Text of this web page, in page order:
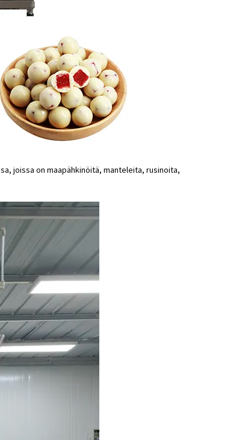
joissa on maapähkinöitä, manteleita, rusinoita,